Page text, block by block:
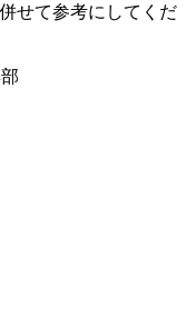
せて参考にしてくだ